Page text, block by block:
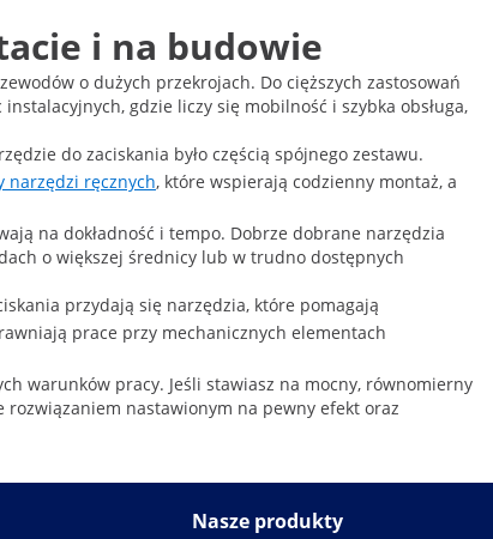
i na budowie
o dużych przekrojach. Do cięższych zastosowań
gdzie liczy się mobilność i szybka obsługa,
do zaciskania było częścią spójnego zestawu.
narzędzi ręcznych, które wspierają codzienny montaż, a
na dokładność i tempo. Dobrze dobrane narzędzia
o większej średnicy lub w trudno dostępnych
przydają się narzędzia, które pomagają
prace przy mechanicznych elementach
warunków pracy. Jeśli stawiasz na mocny, równomierny
rozwiązaniem nastawionym na pewny efekt oraz
Nasze produkty